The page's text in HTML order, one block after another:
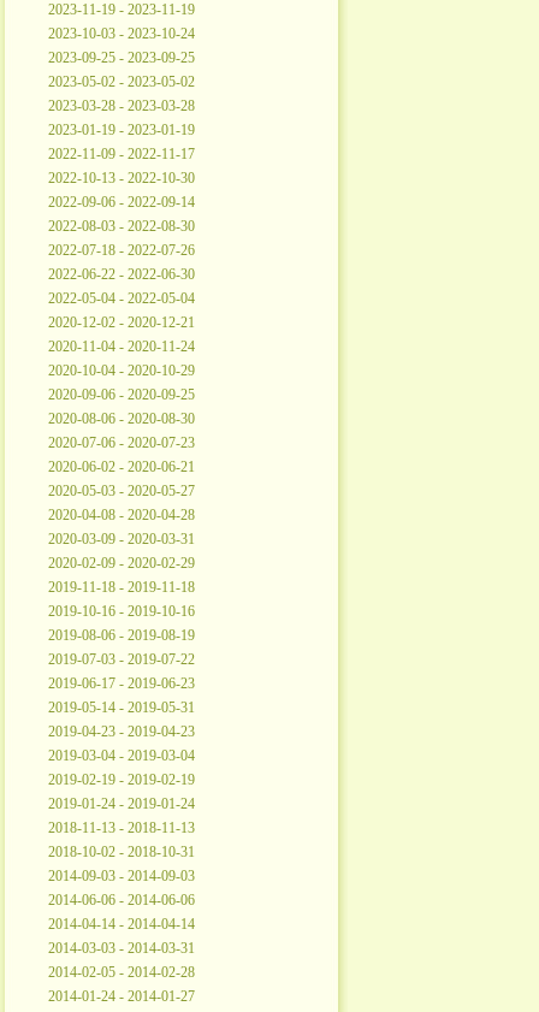
2023-11-19 - 2023-11-19
2023-10-03 - 2023-10-24
2023-09-25 - 2023-09-25
2023-05-02 - 2023-05-02
2023-03-28 - 2023-03-28
2023-01-19 - 2023-01-19
2022-11-09 - 2022-11-17
2022-10-13 - 2022-10-30
2022-09-06 - 2022-09-14
2022-08-03 - 2022-08-30
2022-07-18 - 2022-07-26
2022-06-22 - 2022-06-30
2022-05-04 - 2022-05-04
2020-12-02 - 2020-12-21
2020-11-04 - 2020-11-24
2020-10-04 - 2020-10-29
2020-09-06 - 2020-09-25
2020-08-06 - 2020-08-30
2020-07-06 - 2020-07-23
2020-06-02 - 2020-06-21
2020-05-03 - 2020-05-27
2020-04-08 - 2020-04-28
2020-03-09 - 2020-03-31
2020-02-09 - 2020-02-29
2019-11-18 - 2019-11-18
2019-10-16 - 2019-10-16
2019-08-06 - 2019-08-19
2019-07-03 - 2019-07-22
2019-06-17 - 2019-06-23
2019-05-14 - 2019-05-31
2019-04-23 - 2019-04-23
2019-03-04 - 2019-03-04
2019-02-19 - 2019-02-19
2019-01-24 - 2019-01-24
2018-11-13 - 2018-11-13
2018-10-02 - 2018-10-31
2014-09-03 - 2014-09-03
2014-06-06 - 2014-06-06
2014-04-14 - 2014-04-14
2014-03-03 - 2014-03-31
2014-02-05 - 2014-02-28
2014-01-24 - 2014-01-27